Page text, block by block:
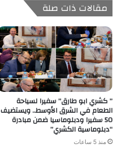
مقالات ذات صلة
” كشري ابو طارق” سفيرا لسياحة
الطعام في الشرق الأوسط.. ويستضيف
50 سفيرا ودبلوماسيا ضمن مبادرة
“دبلوماسية الكشري”
منذ 5 ساعات